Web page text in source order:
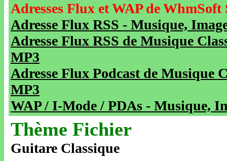
Adresses Flux et WAP de WhmSoft
Adresse Flux RSS - Musique,
Adresse Flux RSS de Musique
MP3
Adresse Flux Podcast de Musique
MP3
WAP / I-Mode / PDAs - Musique,
Thème Fichier
Guitare Classique